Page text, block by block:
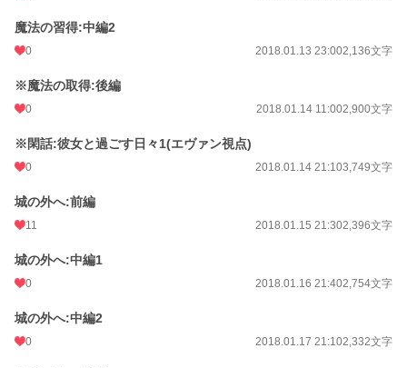
魔法の習得:中編2
0 2018.01.13 23:002,136文字
※魔法の取得:後編
0 2018.01.14 11:002,900文字
※閑話:彼女と過ごす日々1(エヴァン視点)
0 2018.01.14 21:103,749文字
城の外へ:前編
11 2018.01.15 21:302,396文字
城の外へ:中編1
0 2018.01.16 21:402,754文字
城の外へ:中編2
0 2018.01.17 21:102,332文字